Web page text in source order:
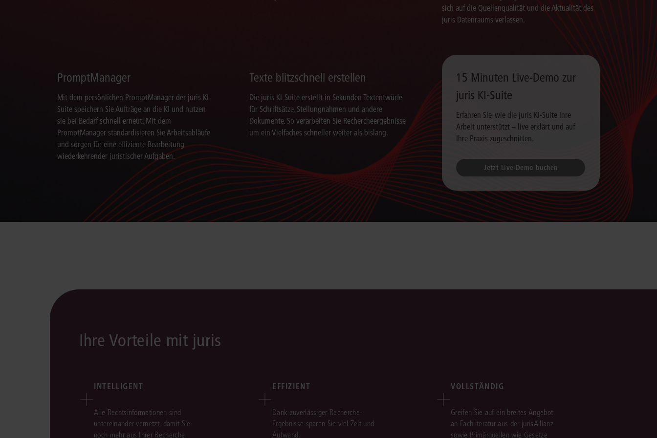
sich auf die Quellenqualität und die Aktualität des
juris Datenraums verlassen.
PromptManager
Mit dem persönlichen PromptManager der juris KI-
Suite speichern Sie Aufträge an die KI und nutzen
sie bei Bedarf schnell erneut. Mit dem
PromptManager standardisieren Sie Arbeitsabläufe
und sorgen für eine effiziente Bearbeitung
wiederkehrender juristischer Aufgaben.
Texte blitzschnell erstellen
Die juris KI-Suite erstellt in Sekunden Textentwürfe
für Schriftsätze, Stellungnahmen und andere
Dokumente. So verarbeiten Sie Rechercheergebnisse
um ein Vielfaches schneller weiter als bislang.
15 Minuten Live-Demo zur
juris KI-Suite
Erfahren Sie, wie die juris KI-Suite Ihre
Arbeit unterstützt – live erklärt und auf
Ihre Praxis zugeschnitten.
Jetzt Live-Demo buchen
Ihre Vorteile mit juris
INTELLIGENT
Alle Rechtsinformationen sind
untereinander vernetzt, damit Sie
noch mehr aus Ihrer Recherche
EFFIZIENT
Dank zuverlässiger Recherche-
Ergebnisse sparen Sie viel Zeit und
Aufwand.
VOLLSTÄNDIG
Greifen Sie auf ein breites Angebot
an Fachliteratur aus der jurisAllianz
sowie Primärquellen wie Gesetze